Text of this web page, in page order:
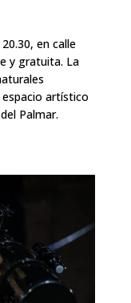
en calle
y gratuita. La
artístico
Palmar.